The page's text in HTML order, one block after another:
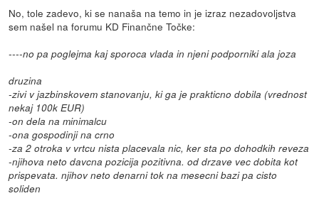
No, tole zadevo, ki se nanaša na temo in je izraz nezadovoljstva
sem našel na forumu KD Finančne Točke:
----no pa poglejma kaj sporoca vlada in njeni podporniki ala joza
druzina
-zivi v jazbinskovem stanovanju, ki ga je prakticno dobila (vrednost
nekaj 100k EUR)
-on dela na minimalcu
-ona gospodinji na crno
-za 2 otroka v vrtcu nista placevala nic, ker sta po dohodkih reveza
-njihova neto davcna pozicija pozitivna. od drzave vec dobita kot
prispevata. njihov neto denarni tok na mesecni bazi pa cisto
soliden